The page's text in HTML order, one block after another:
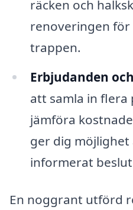
räcken och
renoveringen
trappen.
Erbjudanden
att samla in flera
jämföra
ger dig
informerat
En noggrant utförd